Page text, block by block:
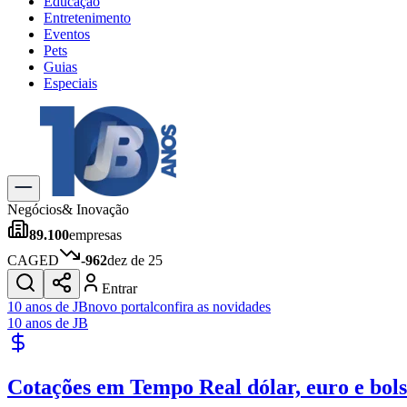
Entretenimento
Eventos
Pets
Guias
Especiais
Explore Tudo
Últimas Notícias
Previsão do Tempo
Trânsito e Rotas
Dia a Dia & Lazer
Gastronomia
Cinema & Shows
JogosNovo
Para Sua Empresa
Publicidade Legal
Negócios& Inovação
89.100empresas
CAGED
-962dez de 25
Entrar
10 anos de JBnovo portalconfira as novidades
10 anos de JB
Cotações em Tempo Real dólar, euro e